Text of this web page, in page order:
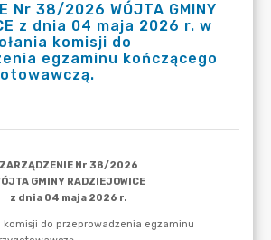
Nr 38/2026 WÓJTA GMINY
z dnia 04 maja 2026 r. w
komisji do
egzaminu kończącego